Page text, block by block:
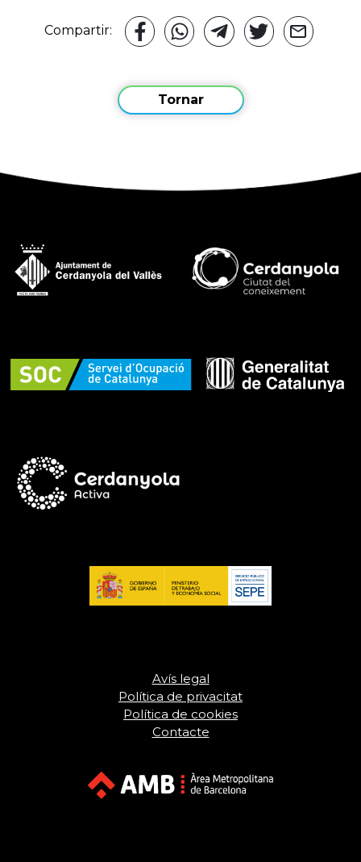
Compartir:
Tornar
Avís legal
Política de privacitat
Política de cookies
Contacte